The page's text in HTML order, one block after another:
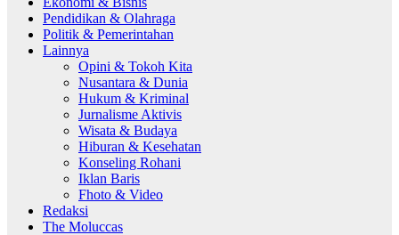
Pendidikan & Olahraga
Politik & Pemerintahan
Lainnya
Opini & Tokoh Kita
Nusantara & Dunia
Hukum & Kriminal
Jurnalisme Aktivis
Wisata & Budaya
Hiburan & Kesehatan
Konseling Rohani
Iklan Baris
Fhoto & Video
Redaksi
The Moluccas